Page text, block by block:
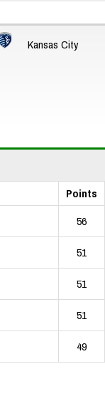
Kansas City
Points
56
51
51
51
49